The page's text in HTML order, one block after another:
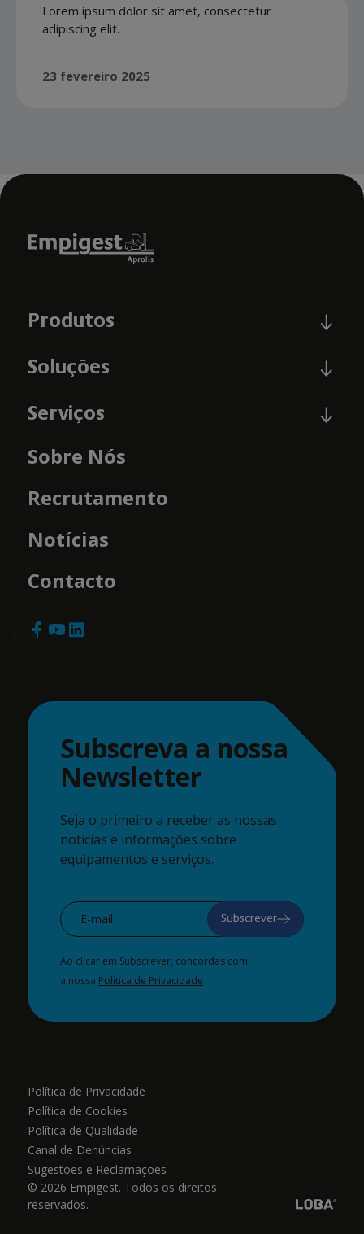
Lorem ipsum dolor sit amet, consectetur
adipiscing elit.
23 fevereiro 2025
Produtos
Soluções
Serviços
Sobre Nós
Recrutamento
Notícias
Contacto
Subscreva a nossa
Newsletter
Seja o primeiro a receber as nossas
notícias e informações sobre
equipamentos e serviços.
Subscrever
Ao clicar em Subscrever, concordas com
a nossa Política de Privacidade
Política de Privacidade
Política de Cookies
Política de Qualidade
Canal de Denúncias
Sugestões e Reclamações
© 2026 Empigest. Todos os direitos
reservados.